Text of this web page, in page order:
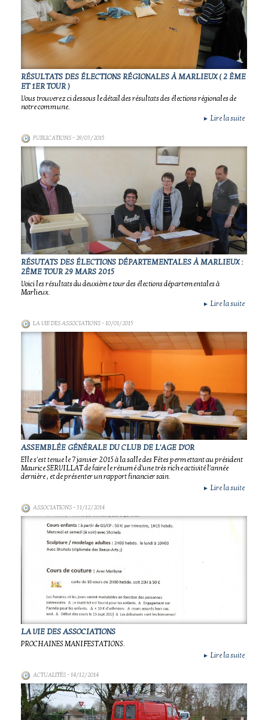
RÉSULTATS DES ÉLECTIONS RÉGIONALES À MARLIEUX ( 2 ÈME
ET 1ER TOUR )
Vous trouverez ci dessous le détail des résultats des élections régionales de
notre commune.
► Lire la suite
PUBLICATIONS- 29/03/2015
RÉSUTATS DES ÉLECTIONS DÉPARTEMENTALES À MARLIEUX :
2ÈME TOUR 29 MARS 2015
Voici les résultats du deuxième tour des élections départementales à
Marlieux.
► Lire la suite
LA VIE DES ASSOCIATIONS- 10/01/2015
ASSEMBLÉE GÉNÉRALE DU CLUB DE L'AGE D'OR
Elle s'est tenue le 7 janvier 2015 à la salle des Fêtes permettant au président
Maurice SERVILLAT de faire le résumé d'une très riche activité l'année
dernière , et de présenter un rapport financier sain.
► Lire la suite
ASSOCIATIONS- 31/12/2014
LA VIE DES ASSOCIATIONS
PROCHAINES MANIFESTATIONS.
► Lire la suite
ACTUALITÉS- 14/12/2014